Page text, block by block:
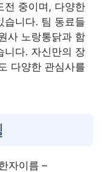
전 중이며, 다양한
습니다. 팀 동료들
사 노랑통닭과 함
니다. 자신만의 장
다양한 관심사를
자이름 –